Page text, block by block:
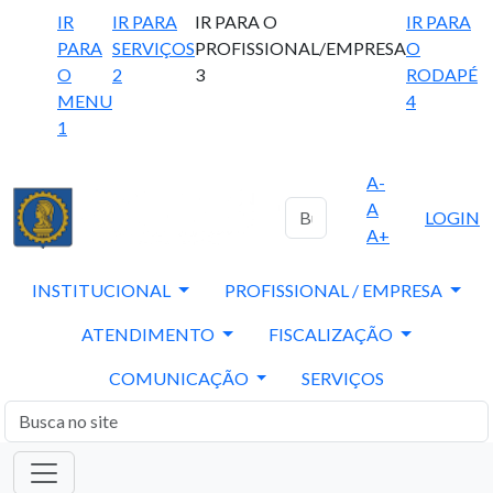
IR
PARA
O
MENU
1
IR PARA
SERVIÇOS
2
IR PARA O
PROFISSIONAL/EMPRESA
3
IR PARA
O
RODAPÉ
4
A-
A
A+
LOGIN
INSTITUCIONAL PROFISSIONAL / EMPRESA
ATENDIMENTO FISCALIZAÇÃO
COMUNICAÇÃO SERVIÇOS